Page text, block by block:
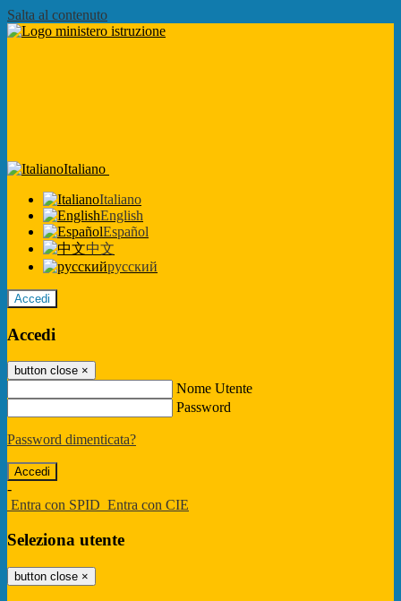
Salta al contenuto
Italiano
Italiano
English
Español
中文
русский
Accedi
Accedi
button close ×
Nome Utente
Password
Password dimenticata?
-
Entra con SPID Entra con CIE
Seleziona utente
button close ×